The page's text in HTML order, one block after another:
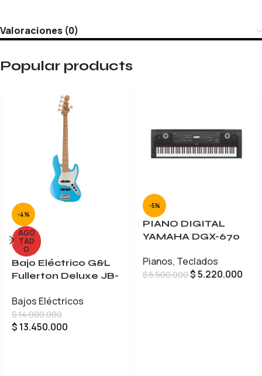
Valoraciones (0)
Popular products
-4%
AGO
TAD
O
Bajo Eléctrico G&L
Fullerton Deluxe JB-
Bajos Eléctricos
$14.000.000
$ 13.450.000
-5%
PIANO DIGITAL
YAMAHA DGX-670
Pianos, Teclados
$5.500.000$5.220.000